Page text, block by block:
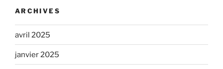
ARCHIVES
avril 2025
janvier 2025